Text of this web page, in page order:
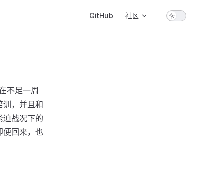
GitHub 社区
不足一周
训，并且和
迫战况下的
便回来，也